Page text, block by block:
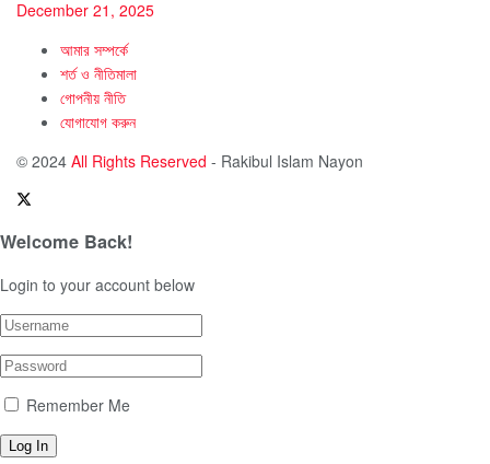
December 21, 2025
আমার সম্পর্কে
শর্ত ও নীতিমালা
গোপনীয় নীতি
যোগাযোগ করুন
© 2024 All Rights Reserved - Rakibul Islam Nayon
Welcome Back!
Login to your account below
Remember Me